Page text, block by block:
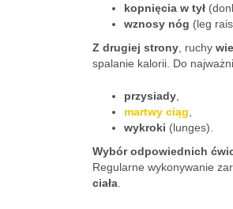
kopnięcia w tył
wznosy nóg (leg
Z drugiej strony , ruchy
spalanie kalorii. Do
przysiady
martwy ciąg
wykroki (lunges).
Wybór odpowiednich
Regularne wykonywanie
ciała